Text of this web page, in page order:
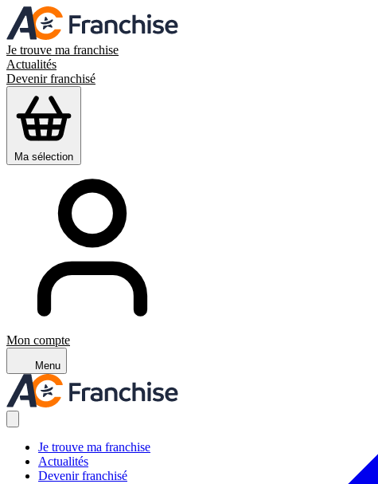
Je trouve ma franchise
Actualités
Devenir franchisé
Ma sélection
Mon compte
Menu
Je trouve ma franchise
Actualités
Devenir franchisé